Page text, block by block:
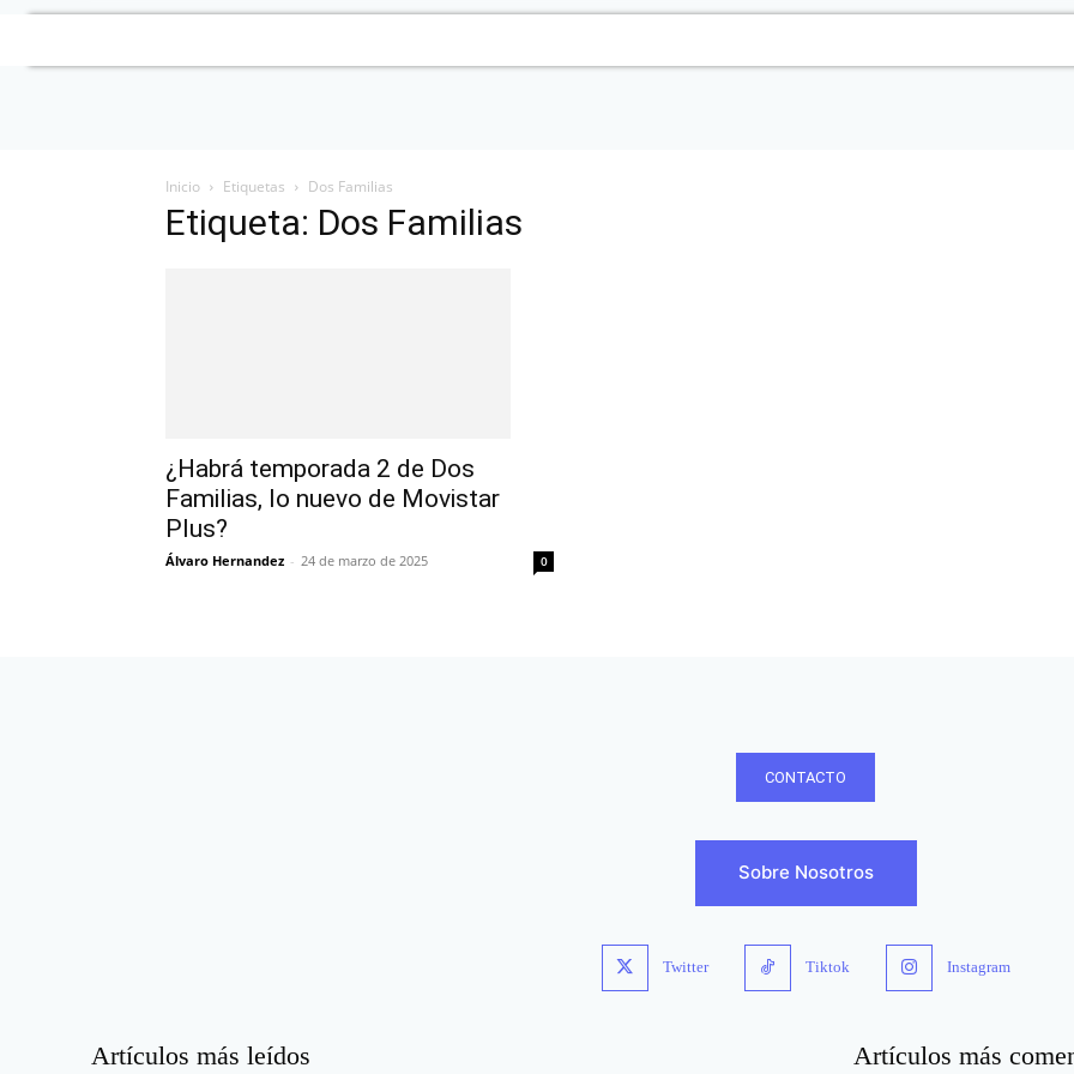
Inicio Etiquetas Dos Familias
Etiqueta: Dos Familias
¿Habrá temporada 2 de Dos
Familias, lo nuevo de Movistar
Plus?
Álvaro Hernandez - 24 de marzo de 2025 0
CONTACTO
Sobre Nosotros
Twitter Tiktok Instagram
Artículos más leídos Artículos más